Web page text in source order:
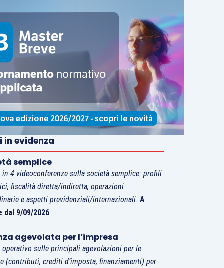
in evidenza
semplice
in 4 videoconferenze sulla società semplice: profili
fiscalità diretta/indiretta, operazioni
e aspetti previdenziali/internazionali.A
dal 9/09/2026
agevolata per l’impresa
operativo sulle principali agevolazioni per le
(contributi, crediti d’imposta, finanziamenti) per